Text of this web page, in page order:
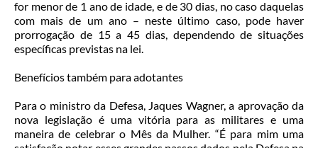
for menor de 1 ano de idade, e de 30 dias, no caso daquelas
com mais de um ano – neste último caso, pode haver
prorrogação de 15 a 45 dias, dependendo de situações
específicas previstas na lei.
Benefícios também para adotantes
Para o ministro da Defesa, Jaques Wagner, a aprovação da
nova legislação é uma vitória para as militares e uma
maneira de celebrar o Mês da Mulher. “É para mim uma